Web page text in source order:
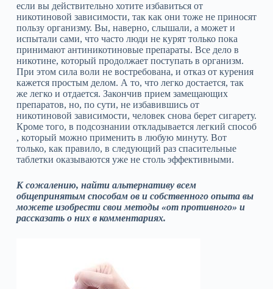
если вы действительно хотите избавиться от
никотиновой зависимости, так как они тоже не приносят
пользу организму. Вы, наверно, слышали, а может и
испытали сами, что часто люди не курят только пока
принимают антиникотиновые препараты. Все дело в
никотине, который продолжает поступать в организм.
При этом сила воли не востребована, и отказ от курения
кажется простым делом. А то, что легко достается, так
же легко и отдается. Закончив прием замещающих
препаратов, но, по сути, не избавившись от
никотиновой зависимости, человек снова берет сигарету.
Кроме того, в подсознании откладывается легкий способ
, который можно применить в любую минуту. Вот
только, как правило, в следующий раз спасительные
таблетки оказываются уже не столь эффективными.
К сожалению, найти альтернативу всем
общепринятым способам ов и собственного опыта вы
можете изобрести свои методы «от противного» и
рассказать о них в комментариях.